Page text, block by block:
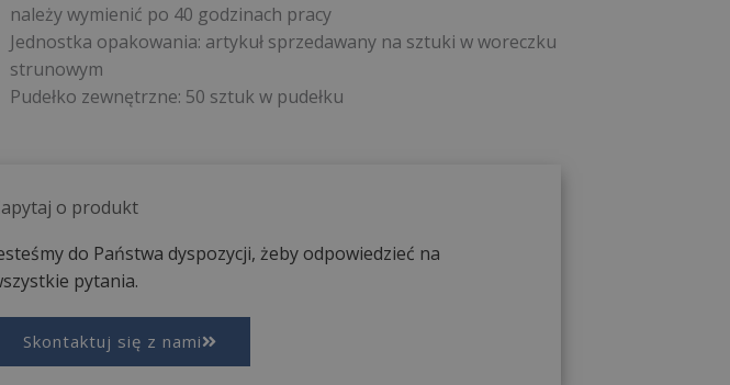
należy wymienić po 40 godzinach pracy
Jednostka opakowania: artykuł sprzedawany na sztuki w woreczku
strunowym
Pudełko zewnętrzne: 50 sztuk w pudełku
o produkt
do Państwa dyspozycji, żeby odpowiedzieć na
pytania.
Skontaktuj się z nami